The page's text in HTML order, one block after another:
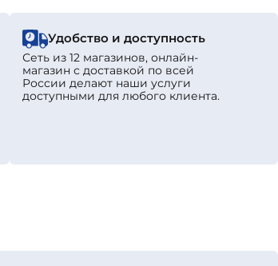
Удобство и доступность
Сеть из 12 магазинов, онлайн-
магазин с доставкой по всей
России делают наши услуги
доступными для любого клиента.